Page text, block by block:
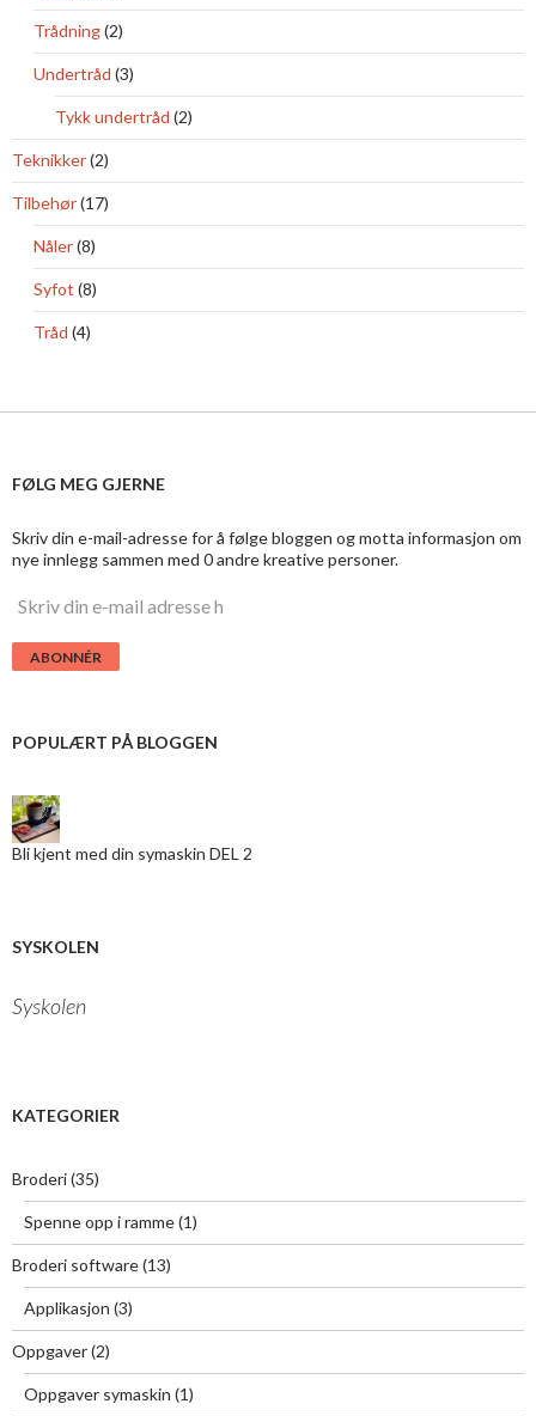
Trådning(2)
Undertråd (3)
Tykk undertråd (2)
Teknikker(2)
Tilbehør(17)
Nåler(8)
Syfot (8)
Tråd (4)
FØLG MEG GJERNE
Skriv din e-mail-adresse for å følge bloggen og motta informasjon om
nye innlegg sammen med 0 andre kreative personer.
S
r
i
n
-
m
a
i
r
s
:
POPULÆRT PÅ BLOGGEN
Bli kjent med din symaskin DEL 2
SYSKOLEN
Syskolen
KATEGORIER
Broderi(35)
Spenne opp i ramme(1)
Broderi software(13)
Applikasjon (3)
Oppgaver(2)
Oppgaver symaskin (1)